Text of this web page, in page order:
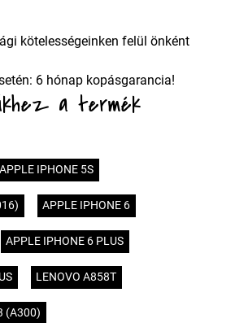
kötelességeinken felül önként
6 hónap kopásgarancia!
a termék
APPLE IPHONE 5S
APPLE IPHONE 6
APPLE IPHONE 6 PLUS
LENOVO A858T
(A300)